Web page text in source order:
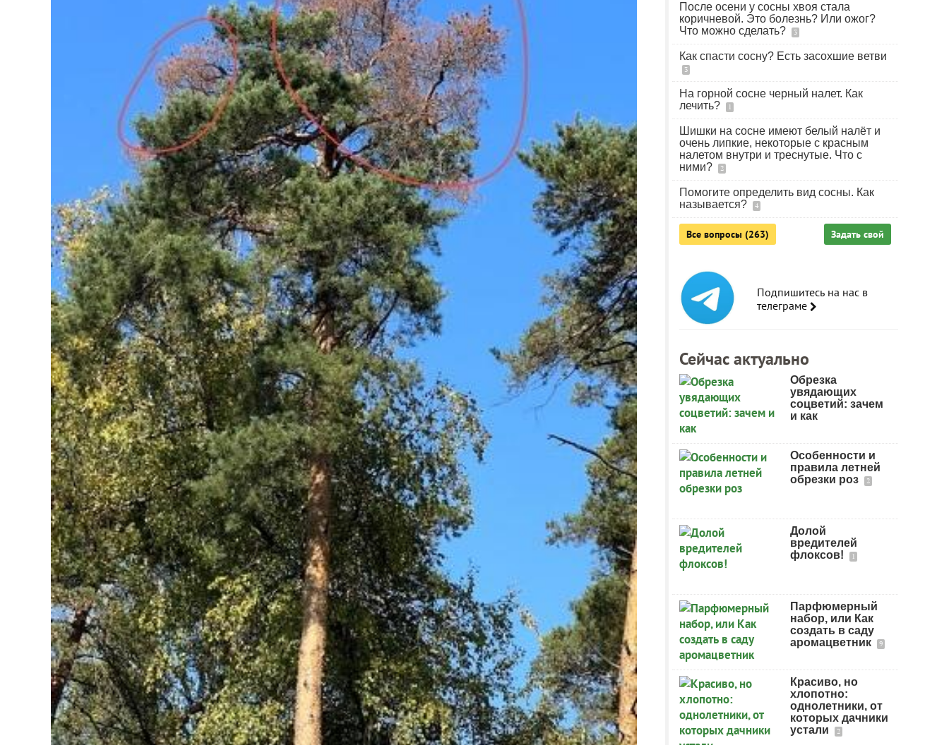
После осени у сосны хвоя стала
коричневой. Это болезнь? Или ожог?
Что можно сделать?
3
Как спасти сосну? Есть засохшие ветви
3
На горной сосне черный налет. Как
лечить?
1
Шишки на сосне имеют белый налёт и
очень липкие, некоторые с красным
налетом внутри и треснутые. Что с
ними?
2
Помогите определить вид сосны. Как
называется?
4
Все вопросы (263) Задать свой
Подпишитесь на нас в
телеграме
Сейчас актуально
Обрезка
увядающих
соцветий: зачем
и как
Особенности и
правила летней
обрезки роз
2
Долой
вредителей
флоксов!
1
Парфюмерный
набор, или Как
создать в саду
аромацветник
9
Красиво, но
хлопотно:
однолетники, от
которых дачники
устали
2